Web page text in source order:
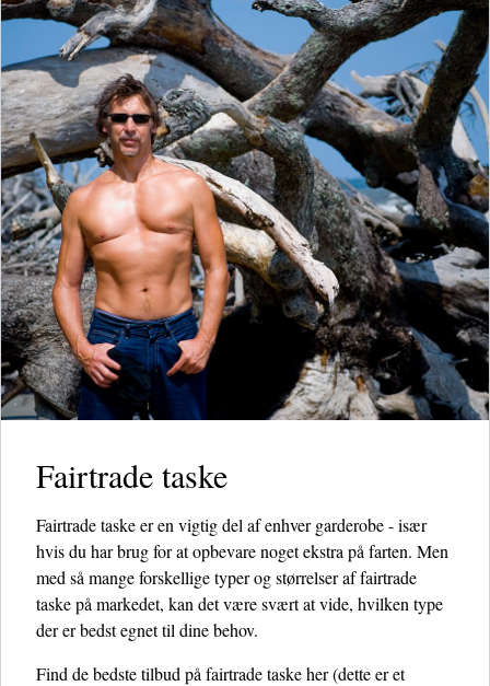
Fairtrade taske
Fairtrade taske er en vigtig del af enhver garderobe - især
hvis du har brug for at opbevare noget ekstra på farten. Men
med så mange forskellige typer og størrelser af fairtrade
taske på markedet, kan det være svært at vide, hvilken type
der er bedst egnet til dine behov.
Find de bedste tilbud på fairtrade taske her(dette er et